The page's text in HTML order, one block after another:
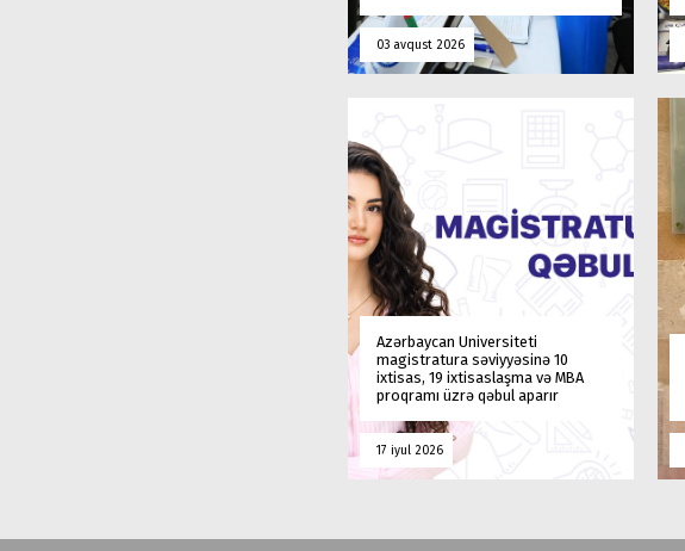
03 avqust 2026
Azərbaycan Universiteti
magistratura səviyyəsinə 10
ixtisas, 19 ixtisaslaşma və MBA
proqramı üzrə qəbul aparır
17 iyul 2026